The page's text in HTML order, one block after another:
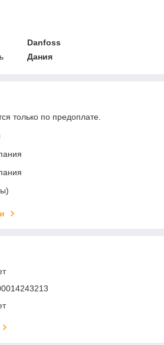
Danfoss
Дания
только по предоплате.